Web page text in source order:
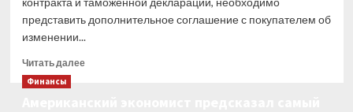
представить дополнительное соглашение с покупателем об
изменении...
Читать далееПрочитать
Финансы